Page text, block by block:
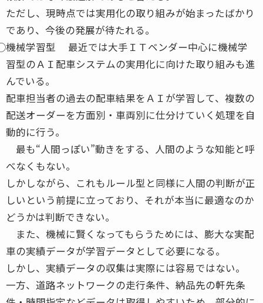
ただし、現時点では実用化の取り組みが始まったばかり
であり、今後の発展が待たれる。
⃝機械学習型 最近では大手ＩＴベンダー中心に機械学
習型のＡＩ配車システムの実用化に向けた取り組みも進
んでいる。
配車担当者の過去の配車結果をＡＩが学習して、複数の
配送オーダーを方面別・車両別に仕分けていく処理を自
動的に行う。
最も“人間っぽい”動きをする、人間のような知能と呼
べなくもない。
しかしながら、これもルール型と同様に人間の判断が正
しいという前提に立っており、それが本当に最適なのか
どうかは判断できない。
また、機械に賢くなってもらうためには、膨大な実配
車の実績データが学習データとして必要になる。
しかし、実績データの収集は実際には容易ではない。
一方、道路ネットワークの走行条件、納品先の軒先条